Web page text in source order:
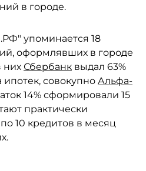
в городе.
упоминается 18
оформлявших в городе
них Сбербанк выдал 63%
совокупно Альфа-
14% сформировали 15
практически
10 кредитов в месяц